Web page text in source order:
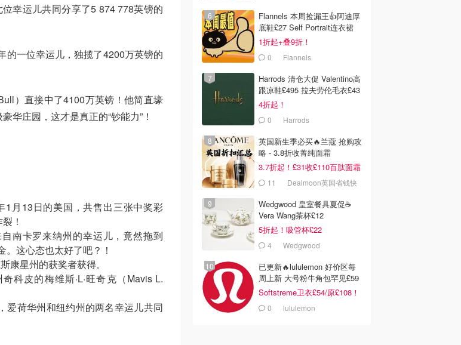
幸运儿共同分享了5 874 778英镑的
的一位幸运儿，独揽了4200万英镑的
）直接中了4100万英镑！他简直壕
华庄园，这才是真正的“钞能力”！
1月13日的美国，共售出三张中奖彩
！
自南卡罗来纳州的幸运儿，竟然拖到
这心态也太好了吧？！
康星州的获奖者获得。
奇科皮的梅维斯·L·旺奇克（Mavis L.
爱荷华州和纽约州的两名幸运儿共同
Flannels 本周捡漏王👍阿迪厚
底鞋£27 Self Portrait连衣裙
£63
1折起+叠9折！
0 Flannels
Harrods 清仓大促 Valentino高
跟凉鞋£495 拉夫劳伦毛衣£43
4折起！
0 Harrods
英国新生季必买🔥兰蔻 抢购攻
略 - 3.8折收菁纯面霜
3.7折起！£31收£110百肽面霜
套装
11
Dealmoon英国省钱快
Wedgwood 皇室餐具夏促☕️
Vera Wang茶杯£12
5折起！吸管杯£22
4 Wedgwood
已更新🔥lululemon 好价区每
周上新 大号粉牛角包罕见£59
Softstreme卫衣£54/原£108！
0 lululemon